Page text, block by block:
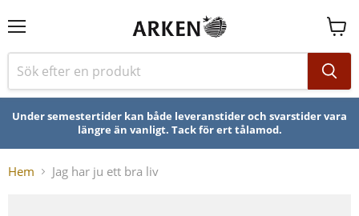
Se
Under semestertider kan både leveranstider och svarstider vara
längre än vanligt. Tack för ert tålamod.
Hem Jag har ju ett bra liv